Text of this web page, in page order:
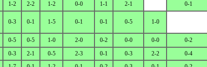
1-2 2-2 1-2 0-0 1-1 2-1 0-1
0-3 0-1 1-5 0-1 0-1 0-5 1-0
0-5 0-5 1-0 2-0 0-2 0-0 0-0 0-2
0-3 2-1 0-5 2-3 0-1 0-3 2-2 0-4